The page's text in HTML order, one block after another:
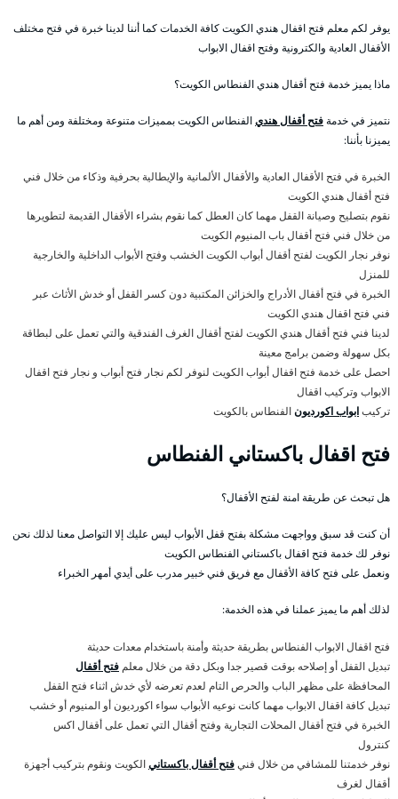
يوفر لكم معلم فتح اقفال هندي الكويت كافة الخدمات كما أننا لدينا خبرة في فتح مختلف
الأقفال العادية والكترونية وفتح اقفال الابواب
ماذا يميز خدمة فتح أقفال هندي الفنطاس الكويت؟
نتميز في خدمةفتح أقفال هنديالفنطاس الكويت بمميزات متنوعة ومختلفة ومن أهم ما
يميزنا بأننا:
الخبرة في فتح الأقفال العادية والأقفال الألمانية والإيطالية بحرفية وذكاء من خلال فني
فتح أقفال هندي الكويت
نقوم بتصليح وصيانة القفل مهما كان العطل كما نقوم بشراء الأقفال القديمة لتطويرها
من خلال فني فتح أقفال باب المنيوم الكويت
نوفر نجار الكويت لفتح أقفال أبواب الكويت الخشب وفتح الأبواب الداخلية والخارجية
للمنزل
الخبرة في فتح أقفال الأدراج والخزائن المكتبية دون كسر القفل أو خدش الأثاث عبر
فني فتح اقفال هندي الكويت
لدينا فني فتح أقفال هندي الكويت لفتح أقفال الغرف الفندقية والتي تعمل على لبطاقة
بكل سهولة وضمن برامج معينة
احصل على خدمة فتح اقفال أبواب الكويت لنوفر لكم نجار فتح أبواب و نجار فتح اقفال
الابواب وتركيب اقفال
تركيبابواب اكورديونالفنطاس بالكويت
فتح اقفال باكستاني الفنطاس
هل تبحث عن طريقة امنة لفتح الأقفال؟
أن كنت قد سبق وواجهت مشكلة بفتح قفل الأبواب ليس عليك إلا التواصل معنا لذلك نحن
نوفر لك خدمة فتح اقفال باكستاني الفنطاس الكويت
ونعمل على فتح كافة الأقفال مع فريق فني خبير مدرب على أيدي أمهر الخبراء
لذلك أهم ما يميز عملنا في هذه الخدمة:
فتح اقفال الابواب الفنطاس بطريقة حديثة وأمنة باستخدام معدات حديثة
تبديل القفل أو إصلاحه بوقت قصير جدا وبكل دقة من خلال معلم فتح أقفال
المحافظة على مظهر الباب والحرص التام لعدم تعرضه لأي خدش اثناء فتح القفل
تبديل كافة اقفال الابواب مهما كانت نوعيه الأبواب سواء اكورديون أو المنيوم أو خشب
الخبرة في فتح أقفال المحلات التجارية وفتح أقفال التي تعمل على أقفال اكس
كنترول
نوفر خدمتنا للمشافي من خلال فنيفتح أقفال باكستانيالكويت ونقوم بتركيب أجهزة
أقفال لغرف